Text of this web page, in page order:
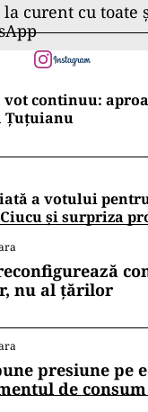
curent cu toate
continuu:
Țuțuianu
a votului
și surpriza
nu al țărilor
presiune pe
de consum